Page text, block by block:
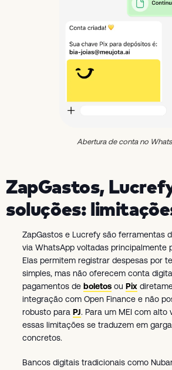
Abertura de conta no
ZapGastos,
soluções:
ZapGastos e Lucrefy são ferramentas
via WhatsApp voltadas principalmente
Elas permitem registrar despesas por
simples, mas não oferecem conta
pagamentos de boletos ou Pix
integração com Open Finance e não
robusto para PJ. Para um MEI com alto
essas limitações se traduzem em
concretos.
Bancos digitais tradicionais como